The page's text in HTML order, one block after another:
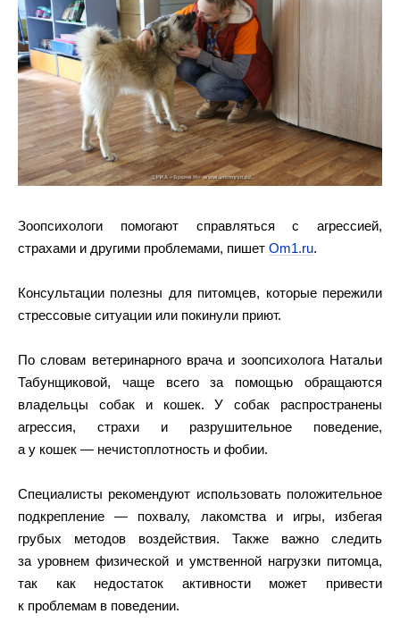
Зоопсихологи помогают справляться с агрессией,
страхами и другими проблемами, пишет Om1.ru.
Консультации полезны для питомцев, которые пережили
стрессовые ситуации или покинули приют.
По словам ветеринарного врача и зоопсихолога Натальи
Табунщиковой, чаще всего за помощью обращаются
владельцы собак и кошек. У собак распространены
агрессия, страхи и разрушительное поведение,
а у кошек — нечистоплотность и фобии.
Специалисты рекомендуют использовать положительное
подкрепление — похвалу, лакомства и игры, избегая
грубых методов воздействия. Также важно следить
за уровнем физической и умственной нагрузки питомца,
так как недостаток активности может привести
к проблемам в поведении.